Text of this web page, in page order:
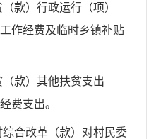
款）行政运行（项）
作经费及临时乡镇补贴
款）其他扶贫支出
费支出。
合改革（款） 对村民委